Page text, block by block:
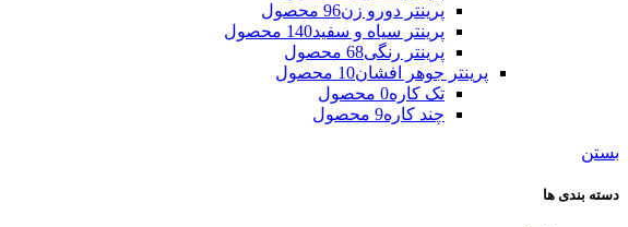
پرینتر دورو زن96 محصول
پرینتر سیاه و سفید140 محصول
پرینتر رنگی68 محصول
پرینتر جوهر افشان10 محصول
تک کاره0 محصول
چند کاره9 محصول
بستن
دسته بندی ها